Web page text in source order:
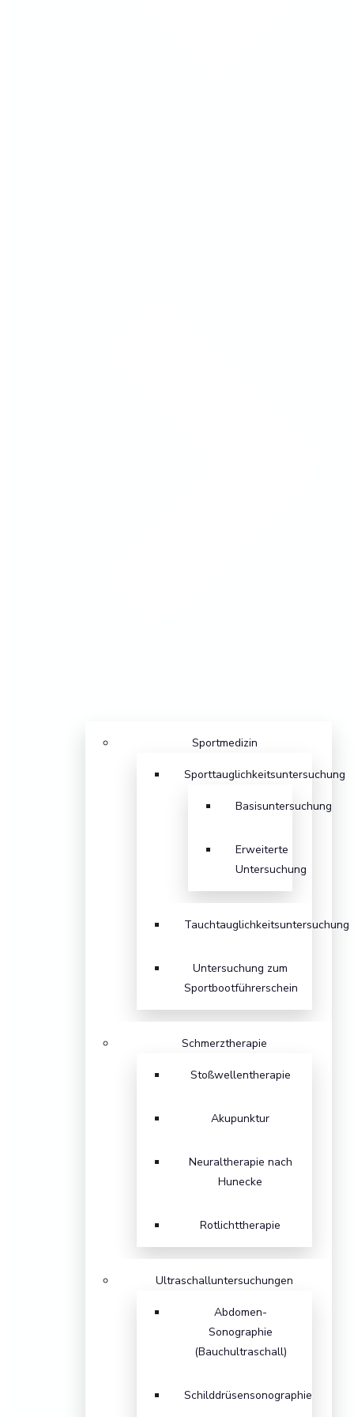
Sportmedizin
Sporttauglichkeitsuntersuchung
Basisuntersuchung
Erweiterte
Untersuchung
Tauchtauglichkeitsuntersuchung
Untersuchung zum
Sportbootführerschein
Schmerztherapie
Stoßwellentherapie
Akupunktur
Neuraltherapie nach
Hunecke
Rotlichttherapie
Ultraschalluntersuchungen
Abdomen-
Sonographie
(Bauchultraschall)
Schilddrüsensonographie